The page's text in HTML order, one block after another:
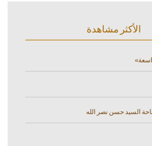
الأكثر مشاهدة
السيد حسن نصر الله